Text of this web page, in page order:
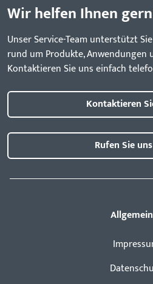
Wir helfen Ihnen
Unser Service-Team unterstützt
rund um Produkte, Anwendungen
Kontaktieren Sie uns einfach
Kontaktieren
Rufen Sie